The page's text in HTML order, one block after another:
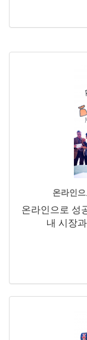
온라인
온라인으로 성
내 시장